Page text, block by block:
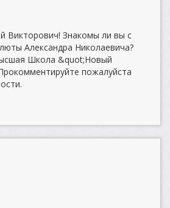
Викторович! Знакомы ли вы с
Александра Николаевича?
Школа &quot;Новый
пожалуйста